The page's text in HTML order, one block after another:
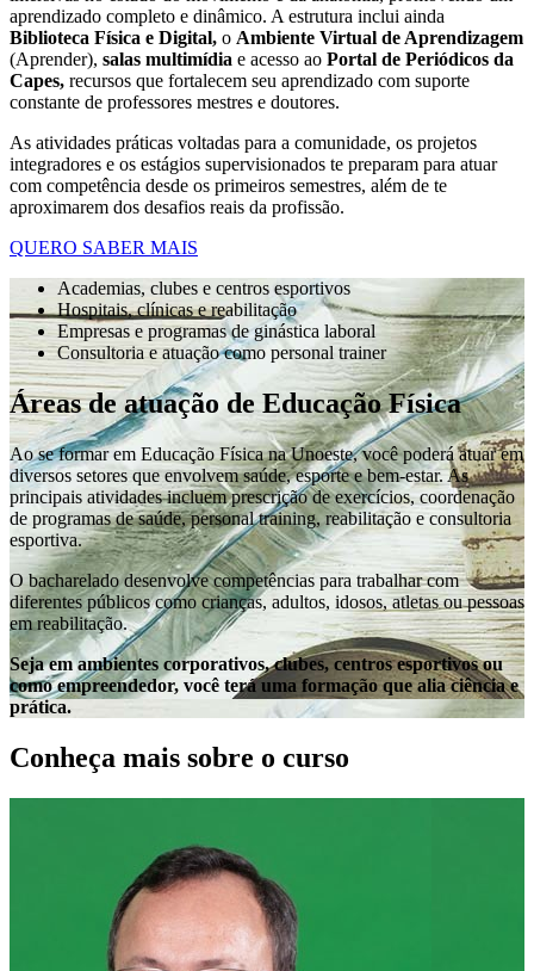
aprendizado completo e dinâmico. A estrutura inclui ainda
Biblioteca Física e Digital, o Ambiente Virtual de Aprendizagem
(Aprender), salas multimídia e acesso ao Portal de Periódicos da
Capes, recursos que fortalecem seu aprendizado com suporte
constante de professores mestres e doutores.
As atividades práticas voltadas para a comunidade, os projetos
integradores e os estágios supervisionados te preparam para atuar
com competência desde os primeiros semestres, além de te
aproximarem dos desafios reais da profissão.
QUERO SABER MAIS
Academias, clubes e centros esportivos
Hospitais, clínicas e reabilitação
Empresas e programas de ginástica laboral
Consultoria e atuação como personal trainer
Áreas de atuação de Educação Física
Ao se formar em Educação Física na Unoeste, você poderá atuar em
diversos setores que envolvem saúde, esporte e bem-estar. As
principais atividades incluem prescrição de exercícios, coordenação
de programas de saúde, personal training, reabilitação e consultoria
esportiva.
O bacharelado desenvolve competências para trabalhar com
diferentes públicos como crianças, adultos, idosos, atletas ou pessoas
em reabilitação.
Seja em ambientes corporativos, clubes, centros esportivos ou
como empreendedor, você terá uma formação que alia ciência e
prática.
Conheça mais sobre o curso